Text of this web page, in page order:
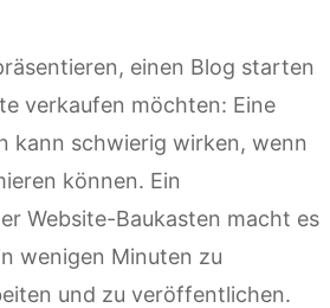
einen Blog starten
verkaufen möchten: Eine
kann schwierig wirken, wenn
können. Ein
Website-Baukasten macht es
wenigen Minuten zu
und zu veröffentlichen.